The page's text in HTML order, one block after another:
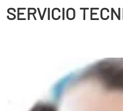
SERVICIO